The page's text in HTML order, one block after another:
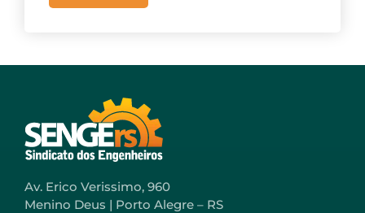
Av. Erico Verissimo, 960
Menino Deus | Porto Alegre – RS